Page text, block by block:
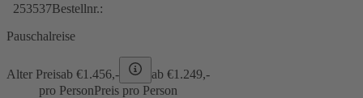
253537Bestellnr.:
Pauschalreise
Alter Preisab €1.456,- ab €1.249,-
pro PersonPreis pro Person